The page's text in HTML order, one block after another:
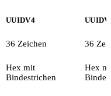
UUIDV4
36 Zeichen 36
Hex mit
Bindestrichen
Hex